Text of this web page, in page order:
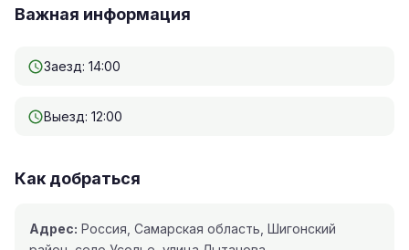
Важная информация
Заезд: 14:00
Выезд: 12:00
Как добраться
Адрес: Россия, Самарская область, Шигонский